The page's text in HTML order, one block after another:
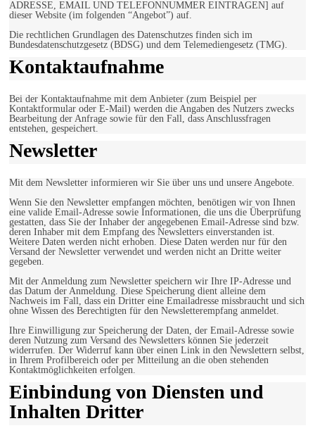
ADRESSE, EMAIL UND TELEFONNUMMER EINTRAGEN] auf
dieser Website (im folgenden “Angebot”) auf.
Die rechtlichen Grundlagen des Datenschutzes finden sich im
Bundesdatenschutzgesetz (BDSG) und dem Telemediengesetz (TMG).
Kontaktaufnahme
Bei der Kontaktaufnahme mit dem Anbieter (zum Beispiel per
Kontaktformular oder E-Mail) werden die Angaben des Nutzers zwecks
Bearbeitung der Anfrage sowie für den Fall, dass Anschlussfragen
entstehen, gespeichert.
Newsletter
Mit dem Newsletter informieren wir Sie über uns und unsere Angebote.
Wenn Sie den Newsletter empfangen möchten, benötigen wir von Ihnen
eine valide Email-Adresse sowie Informationen, die uns die Überprüfung
gestatten, dass Sie der Inhaber der angegebenen Email-Adresse sind bzw.
deren Inhaber mit dem Empfang des Newsletters einverstanden ist.
Weitere Daten werden nicht erhoben. Diese Daten werden nur für den
Versand der Newsletter verwendet und werden nicht an Dritte weiter
gegeben.
Mit der Anmeldung zum Newsletter speichern wir Ihre IP-Adresse und
das Datum der Anmeldung. Diese Speicherung dient alleine dem
Nachweis im Fall, dass ein Dritter eine Emailadresse missbraucht und sich
ohne Wissen des Berechtigten für den Newsletterempfang anmeldet.
Ihre Einwilligung zur Speicherung der Daten, der Email-Adresse sowie
deren Nutzung zum Versand des Newsletters können Sie jederzeit
widerrufen. Der Widerruf kann über einen Link in den Newslettern selbst,
in Ihrem Profilbereich oder per Mitteilung an die oben stehenden
Kontaktmöglichkeiten erfolgen.
Einbindung von Diensten und
Inhalten Dritter